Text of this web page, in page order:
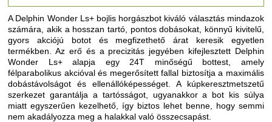
A Delphin Wonder Ls+ bojlis horgászbot kiváló választás mindazok
számára, akik a hosszan tartó, pontos dobásokat, könnyű kivitelű,
gyors akciójú botot és megfizethető árat keresik egyetlen
termékben. Az erő és a precizitás jegyében kifejlesztett Delphin
Wonder Ls+ alapja egy 24T minőségű bottest, amely
félparabolikus akcióval és megerősített fallal biztosítja a maximális
dobástávolságot és ellenállóképességet. A kúpkeresztmetszetű
szerkezet garantálja a tartósságot, ugyanakkor a bot kis súlya
miatt egyszerűen kezelhető, így biztos lehet benne, hogy semmi
nem akadályozza meg a halakkal való összecsapást.